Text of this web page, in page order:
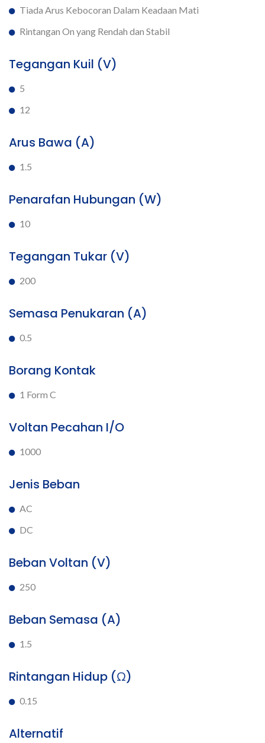
Tiada Arus Kebocoran Dalam Keadaan Mati
Rintangan On yang Rendah dan Stabil
Tegangan Kuil (V)
5
12
Arus Bawa (A)
1.5
Penarafan Hubungan (W)
10
Tegangan Tukar (V)
200
Semasa Penukaran (A)
0.5
Borang Kontak
1 Form C
Voltan Pecahan I/O
1000
Jenis Beban
AC
DC
Beban Voltan (V)
250
Beban Semasa (A)
1.5
Rintangan Hidup (Ω)
0.15
Alternatif